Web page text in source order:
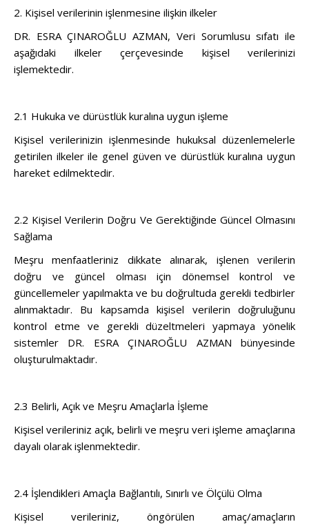
2. Kişisel verilerinin işlenmesine ilişkin ilkeler
DR. ESRA ÇINAROĞLU AZMAN, Veri Sorumlusu sıfatı ile
aşağıdaki ilkeler çerçevesinde kişisel verilerinizi
işlemektedir.
2.1 Hukuka ve dürüstlük kuralına uygun işleme
Kişisel verilerinizin işlenmesinde hukuksal düzenlemelerle
getirilen ilkeler ile genel güven ve dürüstlük kuralına uygun
hareket edilmektedir.
2.2 Kişisel Verilerin Doğru Ve Gerektiğinde Güncel Olmasını
Sağlama
Meşru menfaatleriniz dikkate alınarak, işlenen verilerin
doğru ve güncel olması için dönemsel kontrol ve
güncellemeler yapılmakta ve bu doğrultuda gerekli tedbirler
alınmaktadır. Bu kapsamda kişisel verilerin doğruluğunu
kontrol etme ve gerekli düzeltmeleri yapmaya yönelik
sistemler DR. ESRA ÇINAROĞLU AZMAN bünyesinde
oluşturulmaktadır.
2.3 Belirli, Açık ve Meşru Amaçlarla İşleme
Kişisel verileriniz açık, belirli ve meşru veri işleme amaçlarına
dayalı olarak işlenmektedir.
2.4 İşlendikleri Amaçla Bağlantılı, Sınırlı ve Ölçülü Olma
Kişisel verileriniz, öngörülen amaç/amaçların